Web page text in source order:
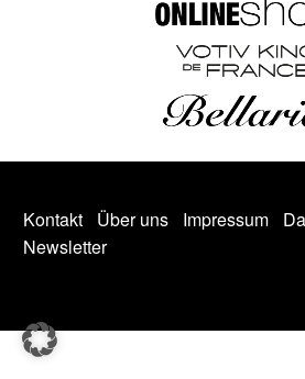
Kontakt Über uns Impressum
Newsletter